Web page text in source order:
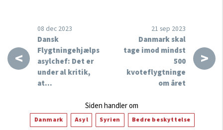
<
08 dec 2023
Dansk
Flygtningehjælps
asylchef: Det er
under al kritik,
at…
>
21 sep 2023
Danmark skal
tage imod mindst
500
kvoteflygtninge
om året
Siden handler om
Danmark Asyl Syrien Bedre beskyttelse